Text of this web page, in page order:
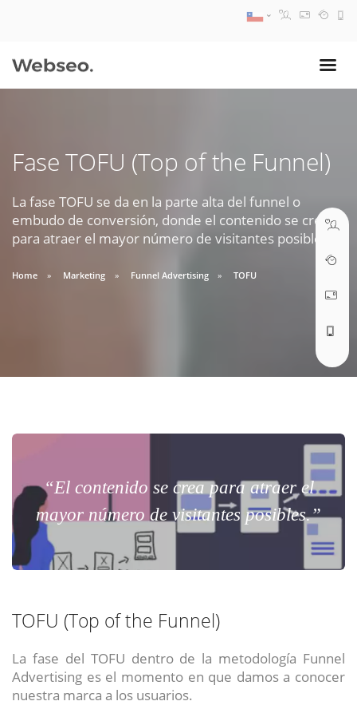
Fase TOFU (Top of the Funnel)
La fase TOFU se da en la parte alta del funnel o
embudo de conversión, donde el contenido se crea
para atraer el mayor número de visitantes posibles
Home Marketing Funnel Advertising TOFU
“El contenido se crea para atraer el
mayor número de visitantes posibles.”
TOFU (Top of the Funnel)
La fase del TOFU dentro de la metodología Funnel
Advertising es el momento en que damos a conocer
nuestra marca a los usuarios.
09:30 AM A 18:30 PM
soporte@webseo.cl
ABRIR TICKET